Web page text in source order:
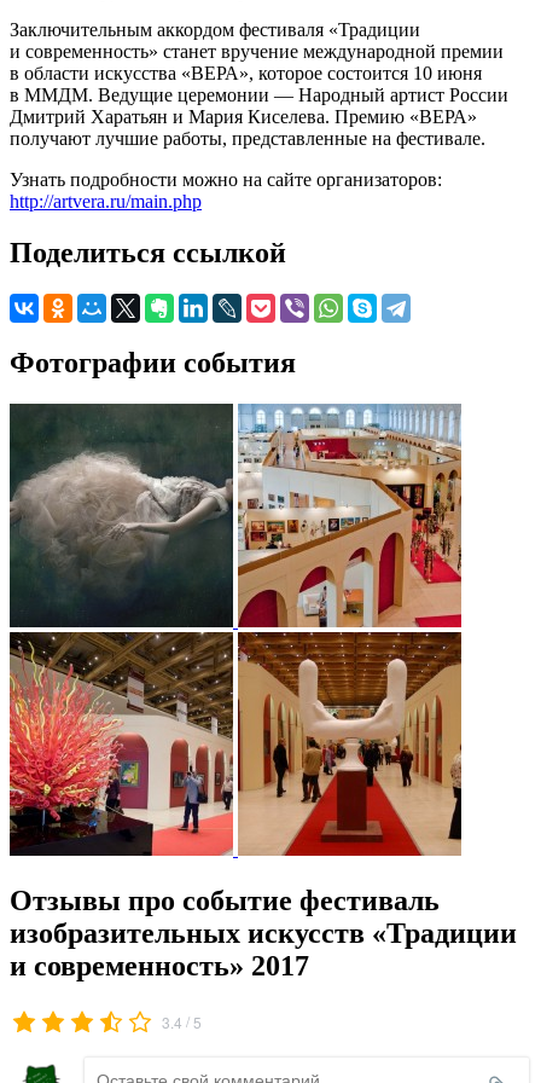
Заключительным аккордом фестиваля «Традиции
и современность» станет вручение международной премии
в области искусства «ВЕРА», которое состоится 10 июня
в ММДМ. Ведущие церемонии — Народный артист России
Дмитрий Харатьян и Мария Киселева. Премию «ВЕРА»
получают лучшие работы, представленные на фестивале.
Узнать подробности можно на сайте организаторов:
http://artvera.ru/main.php
Поделиться ссылкой
Фотографии события
Отзывы про событие фестиваль
изобразительных искусств «Традиции
и современность» 2017
3.4 / 5